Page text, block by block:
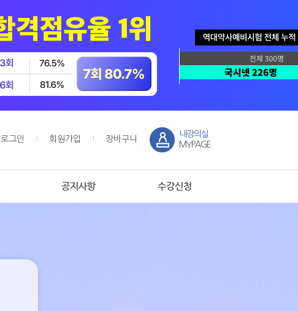
로그인 회원가입 장바구니
내강의실
MYPAGE
공지사항 수강신청